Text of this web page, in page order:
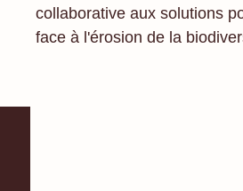
collaborative aux solutions
face à l'érosion de la